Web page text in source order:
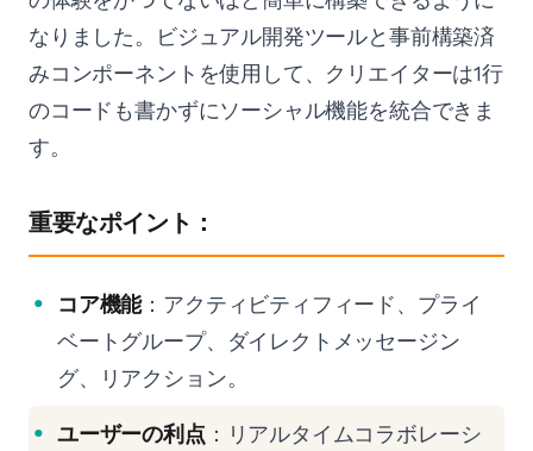
なりました。ビジュアル開発ツールと事前構築済
みコンポーネントを使用して、クリエイターは1行
のコードも書かずにソーシャル機能を統合できま
す。
重要なポイント：
コア機能：アクティビティフィード、プライ
ベートグループ、ダイレクトメッセージン
グ、リアクション。
ユーザーの利点 ：リアルタイムコラボレーシ